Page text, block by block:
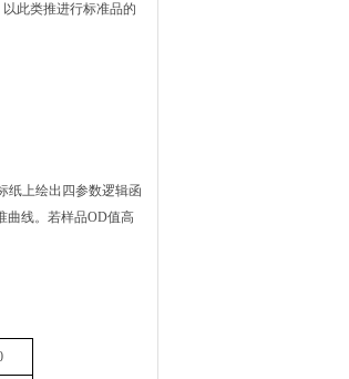
此类推进行标准品的
纸上绘出四参数逻辑函
曲线。若样品OD值高